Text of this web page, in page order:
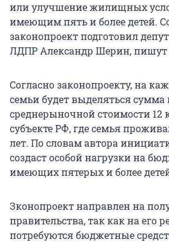
или улучшение жилищных
имеющим пять и более детей.
законопроект подготовил
ЛДПР Александр Шерин, пишут
Согласно законопроекту, на
семьи будет выделяться сумма
среднерыночной стоимости
субъекте РФ, где семья
лет. По словам автора
создаст особой нагрузки на
имеющих пятерых и более
Зконопроект направлен на
правительства, так как на его
потребуются бюджетные